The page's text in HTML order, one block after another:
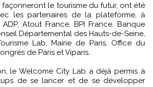
façonneront le tourisme du futur, ont été
les partenaires de la plateforme, à
Atout France, BPI France, Banque
Départemental des Hauts-de-Seine,
Lab, Mairie de Paris, Office du
de Paris et Viparis.
le Welcome City Lab a déjà permis à
de se lancer et de se développer